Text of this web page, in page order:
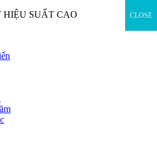
HIỆU SUẤT CAO
CLOSE